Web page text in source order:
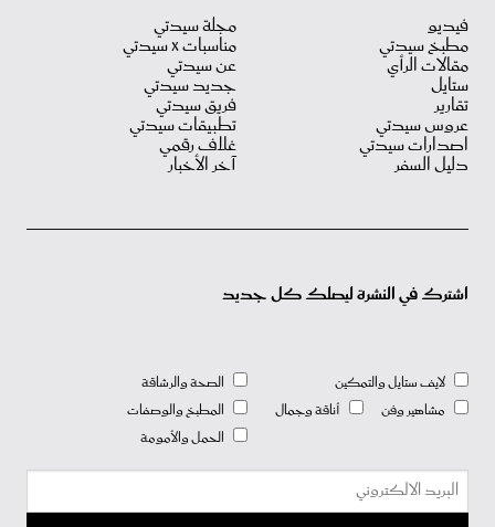
فيديو
مطبخ سيدتي
مقالات الرأي
ستايل
تقارير
عروس سيدتي
اصدارات سيدتي
دليل السفر
مجلة سيدتي
مناسبات X سيدتي
عن سيدتي
جديد سيدتي
فريق سيدتي
تطبيقات سيدتي
غلاف رقمي
آخر الأخبار
اشترك في النشرة ليصلك كل جديد
لايف ستايل والتمكين
مشاهير وفن
أناقة وجمال
الصحة والرشاقة
المطبخ والوصفات
الحمل والأمومة